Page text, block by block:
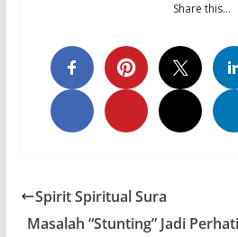
Share this…
Spirit Spiritual Sura
Masalah “Stunting” Jadi